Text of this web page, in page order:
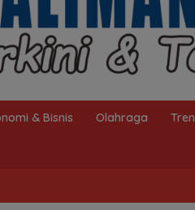
& Bisnis Olahraga